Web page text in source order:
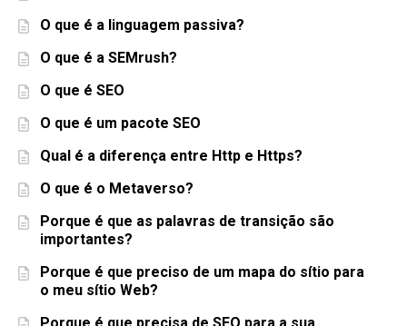
O que é a linguagem passiva?
O que é a SEMrush?
O que é SEO
O que é um pacote SEO
Qual é a diferença entre Http e Https?
O que é o Metaverso?
Porque é que as palavras de transição são
importantes?
Porque é que preciso de um mapa do sítio para
o meu sítio Web?